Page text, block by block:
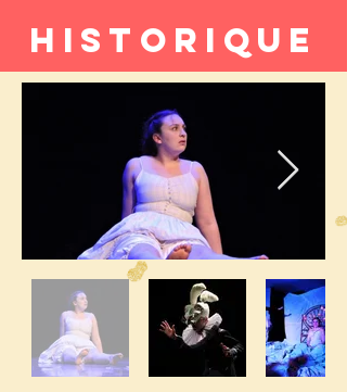
historique